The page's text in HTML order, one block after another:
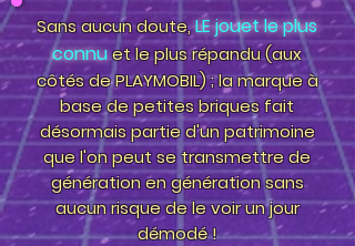
Sans aucun doute,LE jouet le plus
connuet le plus répandu (aux
côtés de PLAYMOBIL) ; la marque à
base de petites briques fait
désormais partie d'un patrimoine
que l'on peut se transmettre de
génération en génération sans
aucun risque de le voir un jour
démodé !